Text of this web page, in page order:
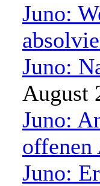
Juno:
Juno:
August
Juno:
offenen
Juno: